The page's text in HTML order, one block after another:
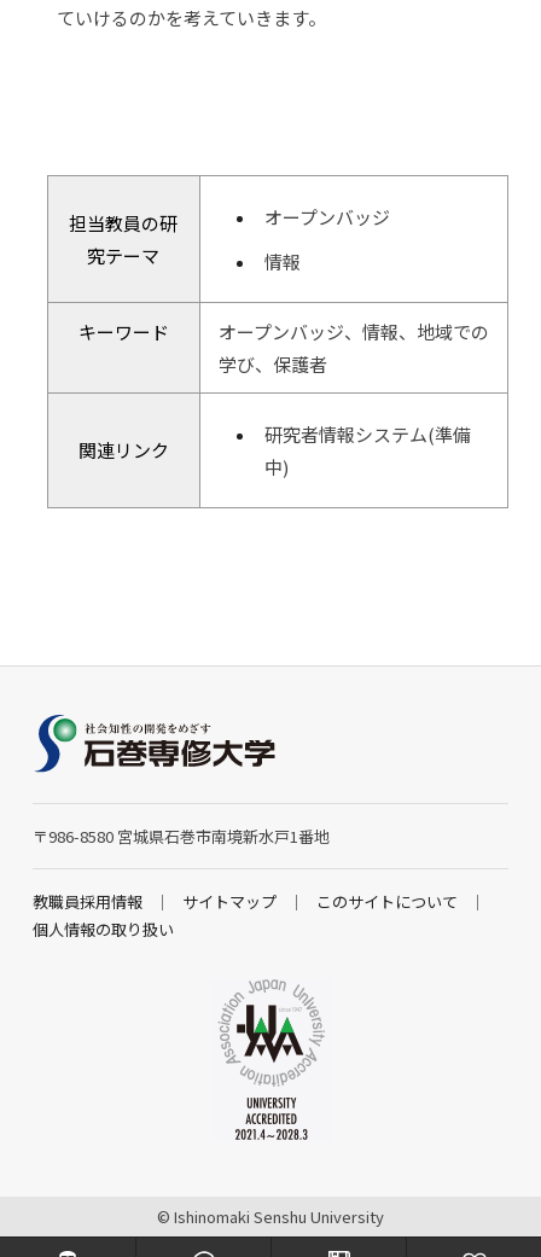
ていけるのかを考えていきます。
担当教員の研
究テーマ
オープンバッジ
情報
キーワード
オープンバッジ、情報、地域での
学び、保護者
関連リンク
研究者情報システム(準備
中)
〒986-8580 宮城県石巻市南境新水戸1番地
教職員採用情報 サイトマップ
このサイトについて
個人情報の取り扱い
© Ishinomaki Senshu University